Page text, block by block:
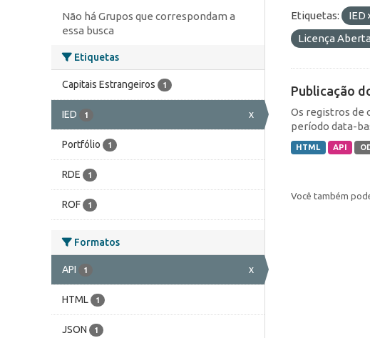
Não há Grupos que correspondam a
essa busca
Etiquetas
Capitais Estrangeiros 1
IED 1 x
Portfólio 1
RDE 1
ROF 1
Formatos
API 1 x
HTML 1
JSON 1
Etiquetas: IED
Licença
Publicação
Os registros de
período data-
HTML API
Você também